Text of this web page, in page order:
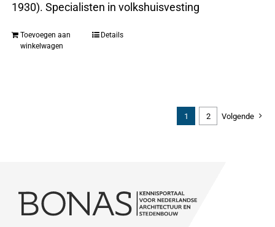
1930). Specialisten in volkshuisvesting
Toevoegen aan
winkelwagen
Details
1 2 Volgende